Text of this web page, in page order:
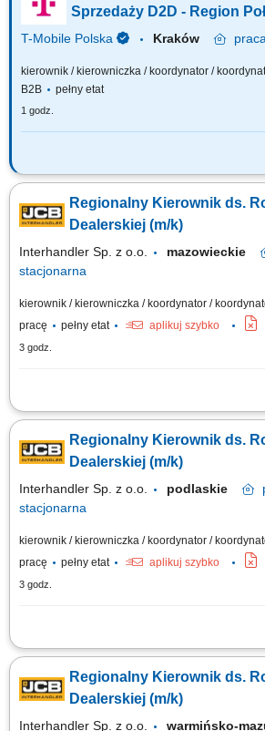
sieci sprzedaży D2D na podległym obszarze
planów poprzez budowę...
Sprzedaży D2D - Region
T-Mobile Polska Kraków praca
kierownik / kierowniczka / koordynator /
B2B
pełny etat
1 godz.
Zadania, które na Ciebie czekają: Aktywna
efektywnością kanału D2D T-Mobile w ramach
sieci sprzedaży D2D na podległym obszarze
Regionalny Kierownik ds.
Dealerskiej (m/k)
Interhandler Sp. z o.o. mazowieckie
stacjonarna
kierownik / kierowniczka / koordynator /
pracę
pełny etat aplikuj szybko
3 godz.
Twoje zadania: aktywne pozyskiwanie nowych
rozwijanie długoterminowych relacji z obecnymi
realizacja założonych celów sprzedażowych i
Regionalny Kierownik ds.
Dealerskiej (m/k)
Interhandler Sp. z o.o. podlaskie
stacjonarna
kierownik / kierowniczka / koordynator /
pracę
pełny etat aplikuj szybko
3 godz.
Twoje zadania: aktywne pozyskiwanie nowych
rozwijanie długoterminowych relacji z obecnymi
realizacja założonych celów sprzedażowych i
Regionalny Kierownik ds.
Dealerskiej (m/k)
Interhandler Sp. z o.o.
warmińsko-